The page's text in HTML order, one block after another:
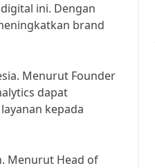
ini. Dengan
brand
Menurut Founder
dapat
kepada
Menurut Head of